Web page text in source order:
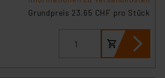
Grundpreis 23.65 CHF pro Stück